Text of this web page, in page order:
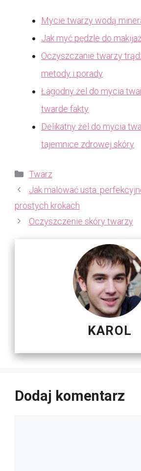
Mycie twarzy wodą
Jak myć pędzle do
Oczyszczanie twarzy
metody i porady
Łagodny żel do mycia
twarde fakty
Delikatny żel do mycia
tajemnice zdrowej skóry
Kategorie
Twarz
Jak malować usta:
prostych krokach
Oczyszczenie skóry twarzy
KAROL
Dodaj komentarz